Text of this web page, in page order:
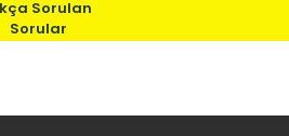
Sorulan
Sorular